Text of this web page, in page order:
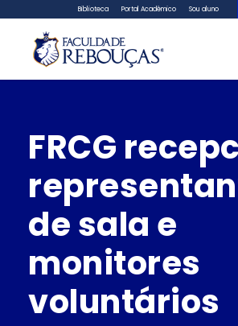
Biblioteca Portal Acadêmico Sou aluno
FRCG
de sala e
monitores
voluntários